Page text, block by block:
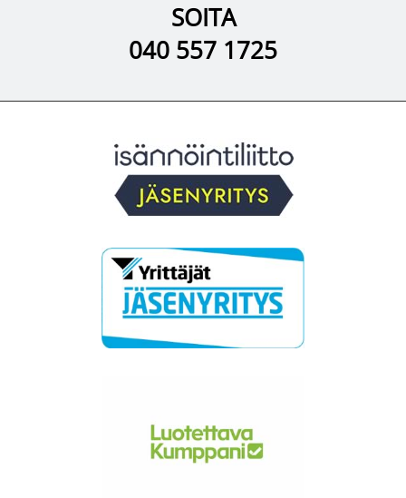
SOITA
040 557 1725